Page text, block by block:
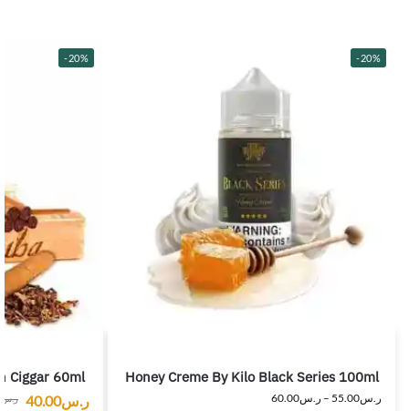
-20%
Honey Creme By Kilo Black Series 100ml
ر.س55.00
– ر.س60.00
-20%
Ciggar 60ml
ر.س ر.س40.00